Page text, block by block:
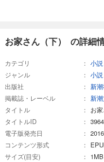
お家さん（下） の詳細
カテゴリ
小
ジャンル
小説
出版社
新
掲載誌・レーベル
新
タイトル
お
タイトルID
電子版発売日
コンテンツ形式
サイズ(目安)
1MB